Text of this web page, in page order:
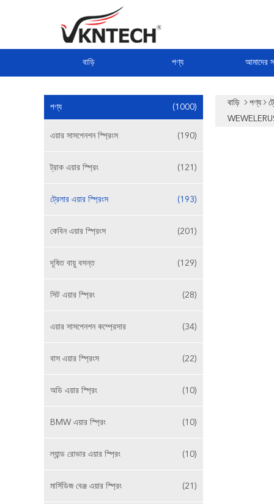
বাড়ি পণ্য আমাদের
পণ্য (1000)
এয়ার সাসপেনশন স্প্রিংস (190)
ট্রাক এয়ার স্প্রিং (121)
ট্রেলার এয়ার স্প্রিংস (193)
কেবিন এয়ার স্প্রিংস (201)
দূষিত বায়ু বসন্ত (129)
সিট এয়ার স্প্রিং (28)
এয়ার সাসপেনশন কম্প্রেসার (34)
বাস এয়ার স্প্রিংস (22)
অডি এয়ার স্প্রিং (10)
BMW এয়ার স্প্রিং (10)
ল্যান্ড রোভার এয়ার স্প্রিং (10)
মার্সিডিজ বেঞ্জ এয়ার স্প্রিং (21)
বাড়ি পণ্য